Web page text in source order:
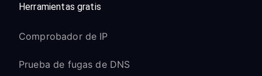
Herramientas gratis
Comprobador de IP
Prueba de fugas de DNS